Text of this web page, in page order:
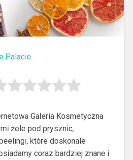
Palacio
Galeria Kosmetyczna
żele pod prysznic,
które doskonale
coraz bardziej znane i